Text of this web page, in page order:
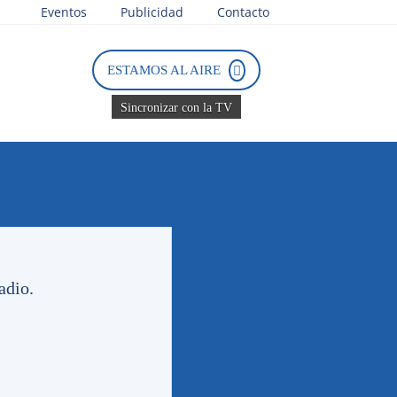
Eventos Publicidad Contacto
ESTAMOS AL AIRE
Sincronizar con la TV